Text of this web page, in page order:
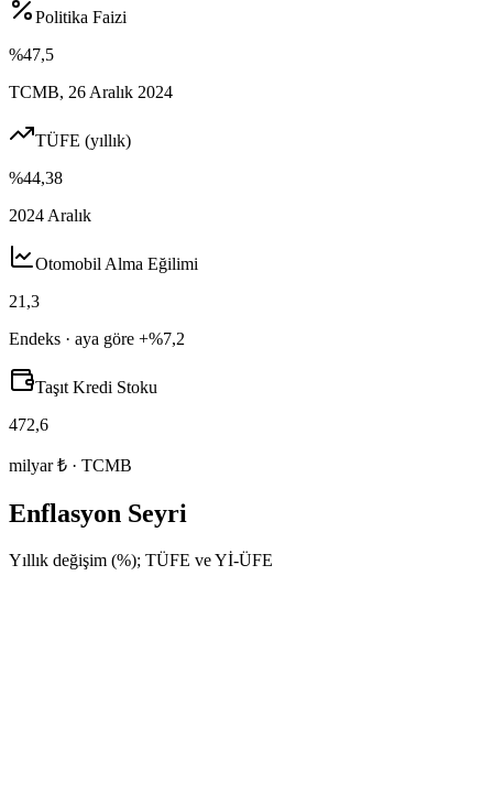
Politika Faizi
%47,5
TCMB, 26 Aralık 2024
TÜFE (yıllık)
%44,38
2024 Aralık
Otomobil Alma Eğilimi
21,3
Endeks · aya göre +%7,2
Taşıt Kredi Stoku
472,6
milyar ₺ · TCMB
Enflasyon Seyri
Yıllık değişim (%); TÜFE ve Yİ-ÜFE